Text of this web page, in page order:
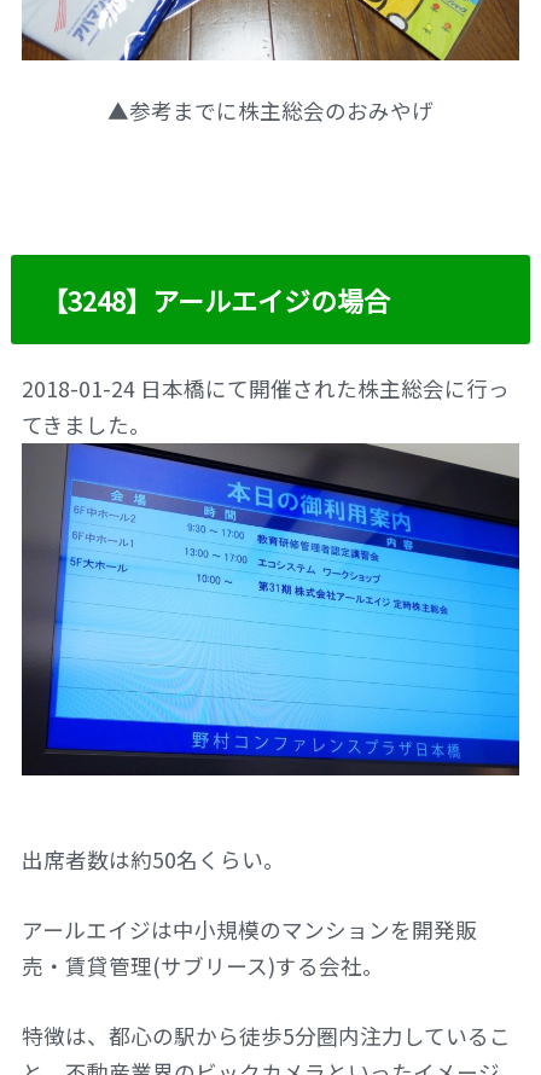
▲参考までに株主総会のおみやげ
【3248】アールエイジの場合
2018-01-24 日本橋にて開催された株主総会に行っ
てきました。
出席者数は約50名くらい。
アールエイジは中小規模のマンションを開発販
売・賃貸管理(サブリース)する会社。
特徴は、都心の駅から徒歩5分圏内注力しているこ